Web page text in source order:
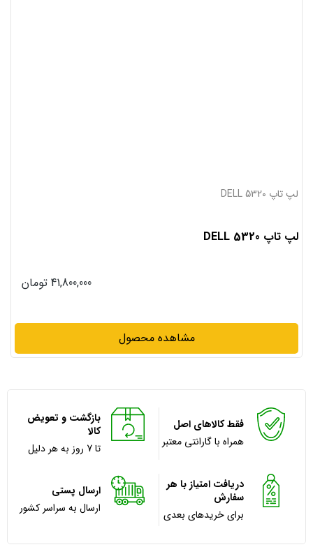
لپ تاپ DELL 5320
لپ تاپ DELL 5320
41,800,000 تومان
مشاهده محصول
فقط کالاهای اصل
همراه با گارانتی معتبر
بازگشت و تعویض
کالا
تا 7 روز به هر دلیل
دریافت امتیاز با هر
سفارش
برای خریدهای بعدی
ارسال پستی
ارسال به سراسر کشور